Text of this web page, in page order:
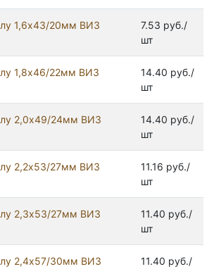
1,6х43/20мм ВИЗ
7.53 руб./
шт
1,8х46/22мм ВИЗ
14.40 руб./
шт
2,0х49/24мм ВИЗ
14.40 руб./
шт
2,2х53/27мм ВИЗ
11.16 руб./
шт
2,3х53/27мм ВИЗ
11.40 руб./
шт
2,4х57/30мм ВИЗ
11.40 руб./